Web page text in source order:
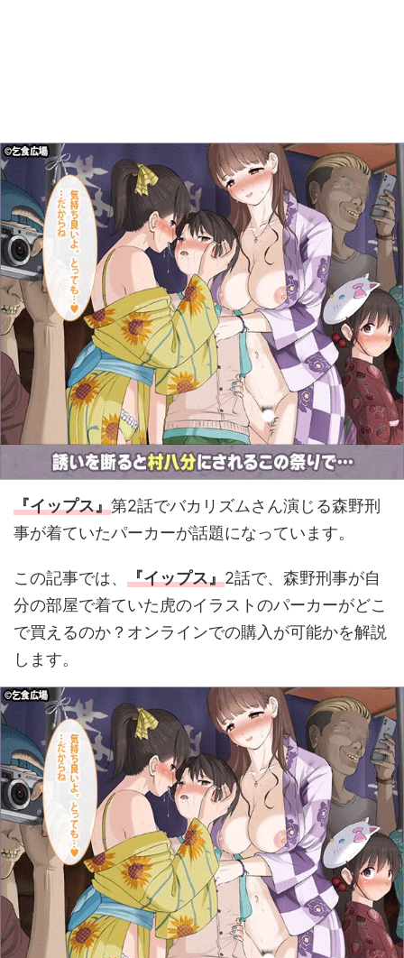
『イップス』第2話でバカリズムさん演じる森野刑
事が着ていたパーカーが話題になっています。
この記事では、 『イップス』2話で、森野刑事が自
分の部屋で着ていた虎のイラストのパーカーがどこ
で買えるのか？オンラインでの購入が可能かを解説
します。